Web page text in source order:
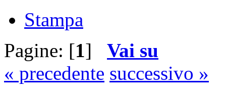
Stampa
Pagine: [1] Vai su
« precedente successivo »